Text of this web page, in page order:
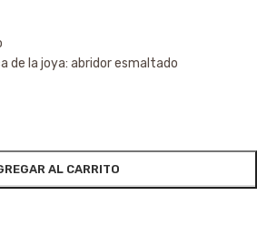
de la joya: abridor esmaltado
AL CARRITO